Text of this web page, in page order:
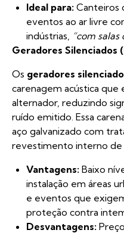
Ideal para: Canteiros
eventos ao ar livre
indústrias, “com
Geradores Silenciados
Os geradores
carenagem acústica
alternador, reduzindo
ruído emitido. Essa
aço galvanizado com
revestimento interno de
Vantagens: Baixo
instalação em áreas
e eventos que
proteção contra
Desvantagens: